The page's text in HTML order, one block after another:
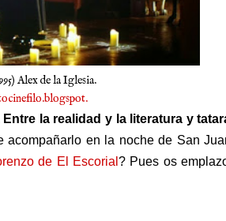
Alex de la Iglesia.
Entre la realidad y la literatura y
acompañarlo en la noche de San
de El Escorial? Pues os